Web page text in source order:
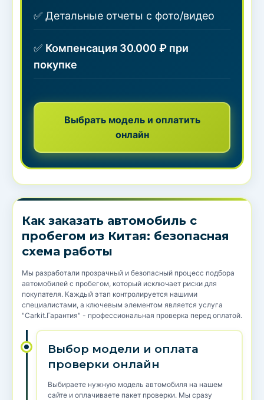
✅ Детальные отчеты с фото/видео
✅ Компенсация 30.000 ₽ при
покупке
Выбрать модель и оплатить
онлайн
Как заказать автомобиль с
пробегом из Китая: безопасная
схема работы
Мы разработали прозрачный и безопасный процесс подбора
автомобилей с пробегом, который исключает риски для
покупателя. Каждый этап контролируется нашими
специалистами, а ключевым элементом является услуга
"Carkit.Гарантия" - профессиональная проверка перед оплатой.
Выбор модели и оплата
проверки онлайн
Выбираете нужную модель автомобиля на нашем
сайте и оплачиваете пакет проверки. Мы сразу